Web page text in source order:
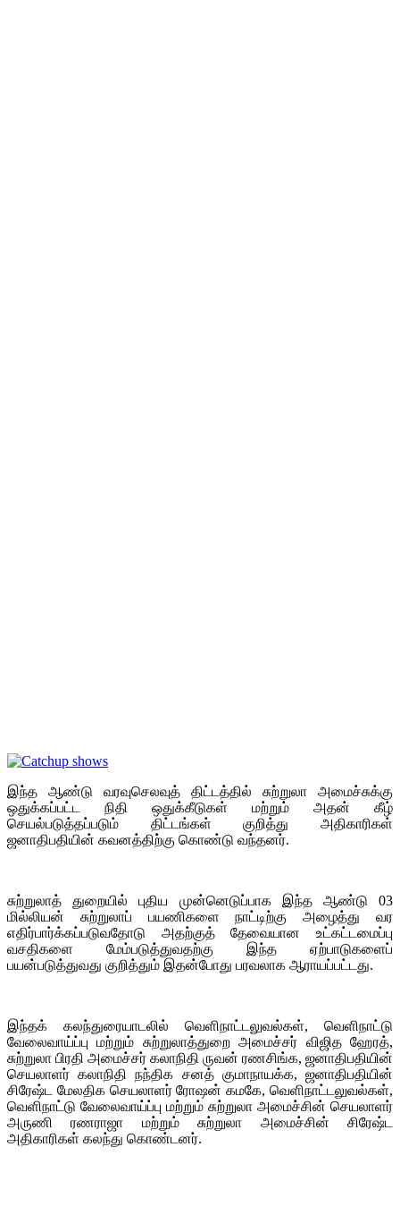
இந்த ஆண்டு வரவுசெலவுத் திட்டத்தில் சுற்றுலா அமைச்சுக்கு
ஒதுக்கப்பட்ட நிதி ஒதுக்கீடுகள் மற்றும் அதன் கீழ்
செயல்படுத்தப்படும் திட்டங்கள் குறித்து அதிகாரிகள்
ஜனாதிபதியின் கவனத்திற்கு கொண்டு வந்தனர்.
சுற்றுலாத் துறையில் புதிய முன்னெடுப்பாக இந்த ஆண்டு 03
மில்லியன் சுற்றுலாப் பயணிகளை நாட்டிற்கு அழைத்து வர
எதிர்பார்க்கப்படுவதோடு அதற்குத் தேவையான உட்கட்டமைப்பு
வசதிகளை மேம்படுத்துவதற்கு இந்த ஏற்பாடுகளைப்
பயன்படுத்துவது குறித்தும் இதன்போது பரவலாக ஆராயப்பட்டது.
இந்தக் கலந்துரையாடலில் வெளிநாட்டலுவல்கள், வெளிநாட்டு
வேலைவாய்ப்பு மற்றும் சுற்றுலாத்துறை அமைச்சர் விஜித ஹேரத்,
சுற்றுலா பிரதி அமைச்சர் கலாநிதி ருவன் ரணசிங்க, ஜனாதிபதியின்
செயலாளர் கலாநிதி நந்திக சனத் குமாநாயக்க, ஜனாதிபதியின்
சிரேஷ்ட மேலதிக செயலாளர் ரோஷன் கமகே, வெளிநாட்டலுவல்கள்,
வெளிநாட்டு வேலைவாய்ப்பு மற்றும் சுற்றுலா அமைச்சின் செயலாளர்
அருணி ரணராஜா மற்றும் சுற்றுலா அமைச்சின் சிரேஷ்ட
அதிகாரிகள் கலந்து கொண்டனர்.